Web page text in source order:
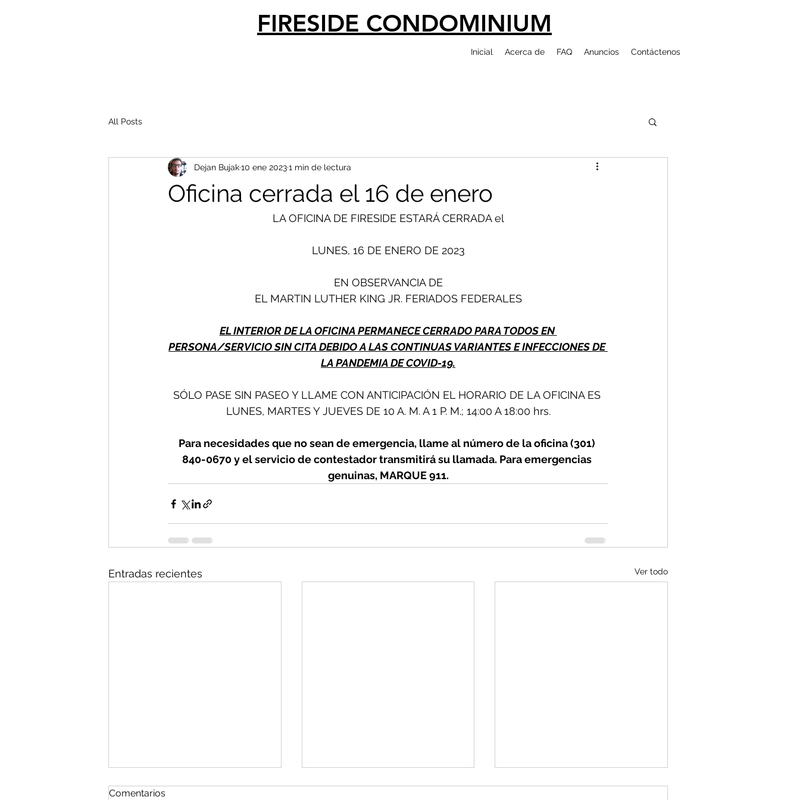
FIRESIDE CONDOMINIUM
Inicial Acerca de FAQ Anuncios Contáctenos
All Posts
Oficina cerrada el 16 de enero
Dejan Bujak10 ene 20231 min de lectura
LA OFICINA DE FIRESIDE ESTARÁ CERRADA el
LUNES, 16 DE ENERO DE 2023
EN OBSERVANCIA DE
EL MARTIN LUTHER KING JR. FERIADOS FEDERALES
EL INTERIOR DE LA OFICINA PERMANECE CERRADO PARA TODOS EN
PERSONA/SERVICIO SIN CITA DEBIDO A LAS CONTINUAS VARIANTES E INFECCIONES DE
LA PANDEMIA DE COVID-19.
SÓLO PASE SIN PASEO Y LLAME CON ANTICIPACIÓN EL HORARIO DE LA OFICINA ES
LUNES, MARTES Y JUEVES DE 10 A. M. A 1 P. M.; 14:00 A 18:00 hrs.
Para necesidades que no sean de emergencia, llame al número de la oficina (301)
840-0670 y el servicio de contestador transmitirá su llamada. Para emergencias
genuinas, MARQUE 911.
Entradas recientes Ver todo
Comentarios